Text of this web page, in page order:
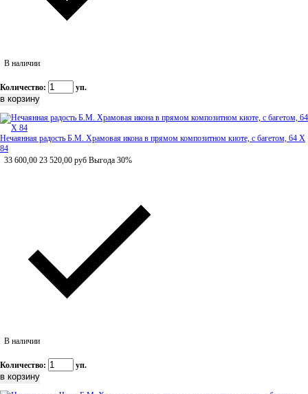
В наличии
Количество: уп.
Нечаянная радость Б.М. Храмовая икона в прямом композитном киоте, с багетом, 64 Х
84
33 600,00 23 520,00 руб Выгода 30%
В наличии
Количество: уп.